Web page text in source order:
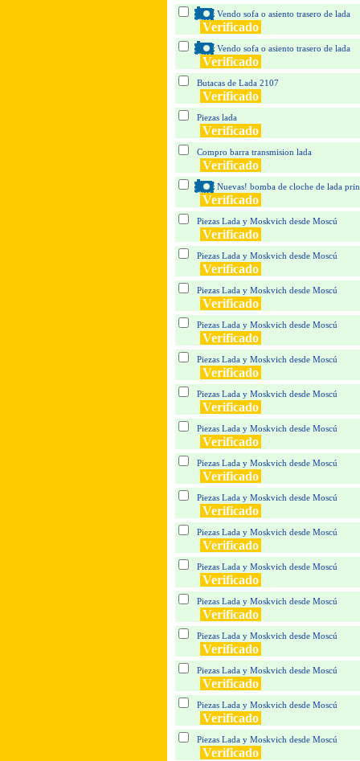
Vendo sofa o asiento trasero de lada
Verificado
Vendo sofa o asiento trasero de lada
Verificado
Butacas de Lada 2107
Verificado
Piezas lada
Verificado
Compro barra transmision lada
Verificado
Nuevas! bomba de cloche de lada
Verificado
Piezas Lada y Moskvich desde Moscú
Verificado
Piezas Lada y Moskvich desde Moscú
Verificado
Piezas Lada y Moskvich desde Moscú
Verificado
Piezas Lada y Moskvich desde Moscú
Verificado
Piezas Lada y Moskvich desde Moscú
Verificado
Piezas Lada y Moskvich desde Moscú
Verificado
Piezas Lada y Moskvich desde Moscú
Verificado
Piezas Lada y Moskvich desde Moscú
Verificado
Piezas Lada y Moskvich desde Moscú
Verificado
Piezas Lada y Moskvich desde Moscú
Verificado
Piezas Lada y Moskvich desde Moscú
Verificado
Piezas Lada y Moskvich desde Moscú
Verificado
Piezas Lada y Moskvich desde Moscú
Verificado
Piezas Lada y Moskvich desde Moscú
Verificado
Piezas Lada y Moskvich desde Moscú
Verificado
Piezas Lada y Moskvich desde Moscú
Verificado